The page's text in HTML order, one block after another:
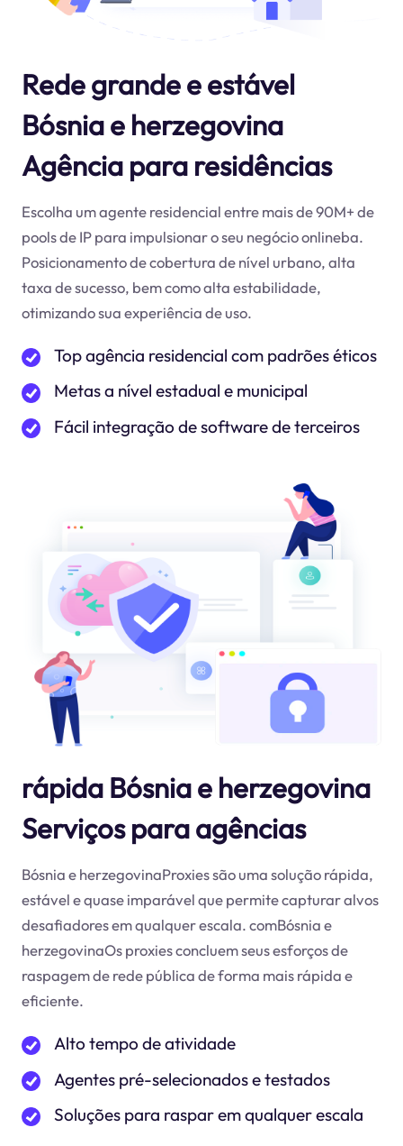
Rede grande e estável
Bósnia e herzegovina
Agência para residências
Escolha um agente residencial entre mais de 90M+ de
pools de IP para impulsionar o seu negócio onlineba.
Posicionamento de cobertura de nível urbano, alta
taxa de sucesso, bem como alta estabilidade,
otimizando sua experiência de uso.
Top agência residencial com padrões éticos
Metas a nível estadual e municipal
Fácil integração de software de terceiros
rápida Bósnia e herzegovina
Serviços para agências
Bósnia e herzegovinaProxies são uma solução rápida,
estável e quase imparável que permite capturar alvos
desafiadores em qualquer escala. comBósnia e
herzegovinaOs proxies concluem seus esforços de
raspagem de rede pública de forma mais rápida e
eficiente.
Alto tempo de atividade
Agentes pré-selecionados e testados
Soluções para raspar em qualquer escala